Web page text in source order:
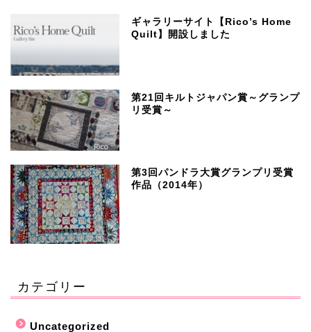
ギャラリーサイト【Rico’s Home
Quilt】開設しました
第21回キルトジャパン賞～グランプ
リ受賞～
第3回パンドラ大賞グランプリ受賞
作品（2014年）
カテゴリー
Uncategorized